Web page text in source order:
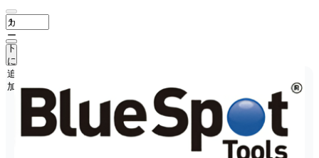
カ
ー
ト
に
追
加